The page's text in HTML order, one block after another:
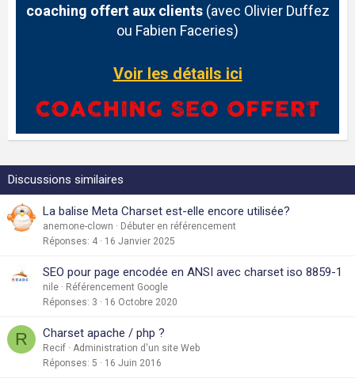
coaching offert aux clients(avec Olivier Duffez
ou Fabien Faceries)
Voir les détails ici
Discussions similaires
La balise Meta Charset est-elle encore utilisée?
anemone-clown
Débuter en référencement
Réponses 4 16 Janvier 2025
SEO pour page encodée en ANSI avec charset iso 8859-1
nile
Référencement Google
Réponses 3 16 Octobre 2020
R Charset apache / php ?
Recif
Administration d'un site Web
Réponses 5 16 Juin 2016